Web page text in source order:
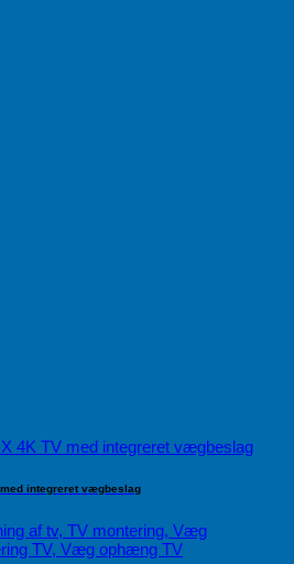
integreret vægbeslag
af tv, TV montering, Væg
TV, Væg ophæng TV